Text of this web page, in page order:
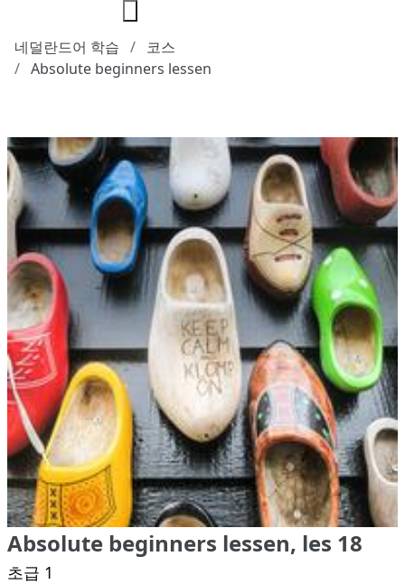
네덜란드어 학습
코스
Absolute beginners lessen
Absolute beginners lessen, les 18
초급 1